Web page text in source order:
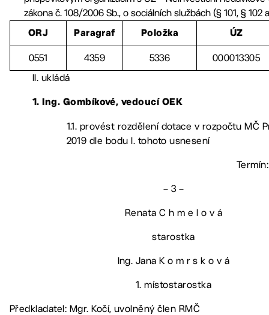
zákona č. 108/2006 Sb., o sociálních službách (§ 101, § 102
ORJ Paragraf Položka ÚZ
0551 4359 5336
000013305
II. ukládá
1. Ing. Gombíkové, vedoucí OEK
1.1. provést rozdělení dotace v rozpočtu MČ
2019 dle bodu I. tohoto usnesení
– 3 –
Renata C h m e l o v á
starostka
Ing. Jana K o m r s k o v á
1. místostarostka
Předkladatel: Mgr. Kočí, uvolněný člen RMČ